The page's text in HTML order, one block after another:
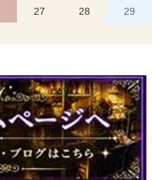
27 28
29